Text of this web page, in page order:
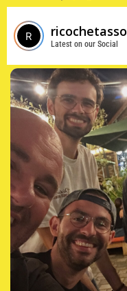
ricochetasso
Latest on our Social